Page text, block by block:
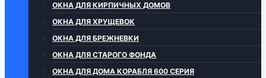
ОКНА ДЛЯ КИРПИЧНЫХ ДОМОВ
ОКНА ДЛЯ ХРУЩЕВОК
ОКНА ДЛЯ БРЕЖНЕВКИ
ОКНА ДЛЯ СТАРОГО ФОНДА
ОКНА ДЛЯ ДОМА КОРАБЛЯ 600 СЕРИЯ